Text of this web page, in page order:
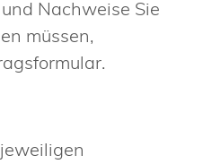
Nachweise Sie
müssen,